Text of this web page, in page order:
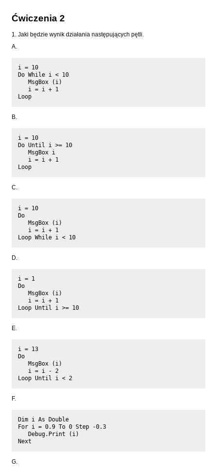
Ćwiczenia 2
1. Jaki będzie wynik działania następujących pętli.
A.
i = 10
Do While i < 10
   MsgBox (i)
B.
i = 10
Do Until i >= 10
   MsgBox i
C.
i = 10
Do
   MsgBox (i)
D.
i = 1
Do
   MsgBox (i)
E.
i = 13
Do
   MsgBox (i)
F.
Dim i As Double
For i = 0.9 To 0 Step -0.3
   Debug.Print (i)
G.